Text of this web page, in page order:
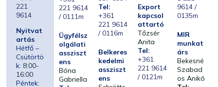
221
9614
Nyitvat
artás
Hétfő –
Csütörtö
k: 8:00-
16:00
Péntek:
221 9614
/ 0111m
Ügyfélsz
olgálati
assziszt
ens
Bóna
Gabriella
Tel:
+361
221 9614
/ 0116m
Belkeres
kedelmi
assziszt
ens
Export
kapcsol
attartó
Tőzsér
Anita
Tel:
+361
221 9614
/ 0121m
9614 /
0135m
MIR
munkat
árs
Bekesné
Szabad
os Anikó